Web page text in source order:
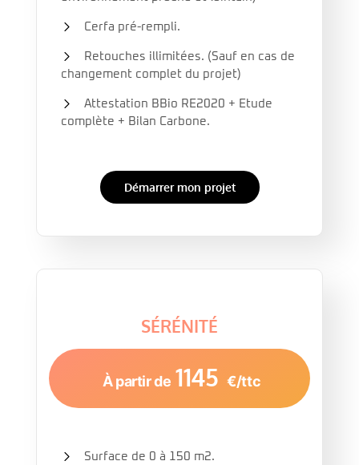
Cerfa pré-rempli.
Retouches illimitées. (Sauf en cas de
changement complet du projet)
Attestation BBio RE2020 + Etude
complète + Bilan Carbone.
Démarrer mon projet
SÉRÉNITÉ
À partir de 1145 €/ttc
Surface de 0 à 150 m2.